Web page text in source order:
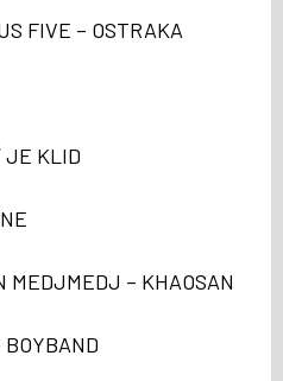
FIVE – OSTRAKA
JE KLID
MEDJMEDJ – KHAOSAN